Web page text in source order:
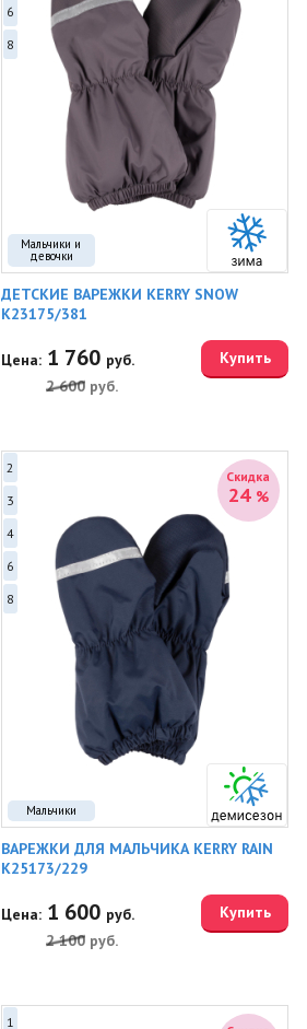
Мальчики и
девочки
6
8
ДЕТСКИЕ ВАРЕЖКИ KERRY SNOW
K23175/381
Цена:1 760 руб.
2 600 руб.
Купить
Мальчики
Скидка
24 %
2
3
4
6
8
ВАРЕЖКИ ДЛЯ МАЛЬЧИКА KERRY RAIN
K25173/229
Цена:1 600 руб.
2 100 руб.
Купить
1